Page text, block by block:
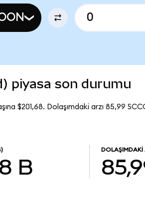
piyasa son durumu
$201,68. Dolaşımdaki arzı 85,99
B
DOLAŞIMDAKI